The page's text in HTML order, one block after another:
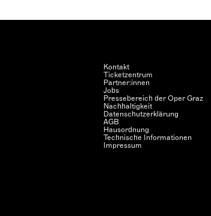
Kontakt
Ticketzentrum
Partner:innen
Jobs
Pressebereich der Oper Graz
Nachhaltigkeit
Datenschutzerklärung
AGB
Hausordnung
Technische Informationen
Impressum